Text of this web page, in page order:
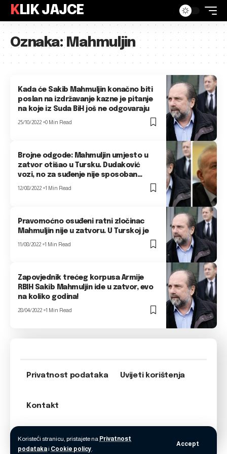
Koristeći stranicu, pristajete na Privatnost
podatakai Cookie policy.
Accept
KLIK JAJCE
Oznaka:Mahmuljin
Kada će Sakib Mahmuljin konačno biti
poslan na izdržavanje kazne je pitanje
na koje iz Suda BiH još ne odgovaraju
25/10/2022 0 Min Read
Brojne odgode: Mahmuljin umjesto u
zatvor otišao u Tursku. Dudaković
vozi, no za suđenje nije sposoban…
12/08/2022 1 Min Read
Pravomoćno osuđeni ratni zločinac
Mahmuljin nije u zatvoru. U Turskoj je
11/08/2022 1 Min Read
Zapovjednik trećeg korpusa Armije
RBIH Sakib Mahmuljin ide u zatvor, evo
na koliko godina!
28/04/2022 1 Min Read
Privatnost podataka Uvijeti korištenja
Kontakt